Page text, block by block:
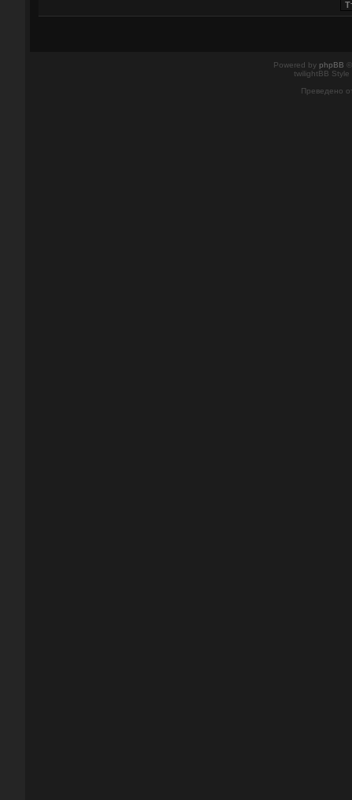
Powered by phpBB
twilightBB
Преведено